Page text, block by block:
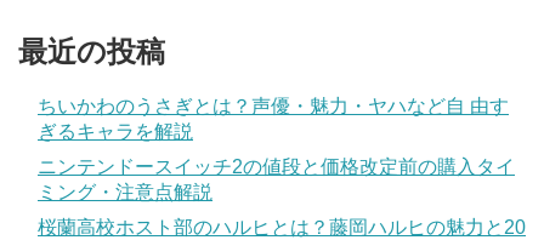
最近の投稿
ちいかわのうさぎとは？声優・魅力・ヤハなど自 由す
ぎるキャラを解説
ニンテンドースイッチ2の値段と価格改定前の購入タイ
ミング・注意点解説
桜蘭高校ホスト部のハルヒとは？藤岡ハルヒの魅力と20